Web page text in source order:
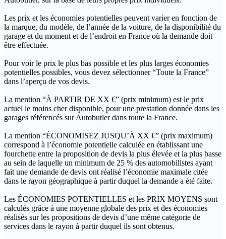
Les prix et les économies potentielles peuvent varier en fonction de
la marque, du modèle, de l’année de la voiture, de la disponibilité du
garage et du moment et de l’endroit en France où la demande doit
être effectuée.
Pour voir le prix le plus bas possible et les plus larges économies
potentielles possibles, vous devez sélectionner “Toute la France”
dans l’aperçu de vos devis.
La mention “À PARTIR DE XX €” (prix minimum) est le prix
actuel le moins cher disponible, pour une prestation donnée dans les
garages référencés sur Autobutler dans toute la France.
La mention “ÉCONOMISEZ JUSQU’À XX €” (prix maximum)
correspond à l’économie potentielle calculée en établissant une
fourchette entre la proposition de devis la plus élevée et la plus basse
au sein de laquelle un minimum de 25 % des automobilistes ayant
fait une demande de devis ont réalisé l’économie maximale citée
dans le rayon géographique à partir duquel la demande a été faite.
Les ÉCONOMIES POTENTIELLES et les PRIX MOYENS sont
calculés grâce à une moyenne globale des prix et des économies
réalisés sur les propositions de devis d’une même catégorie de
services dans le rayon à partir duquel ils sont obtenus.